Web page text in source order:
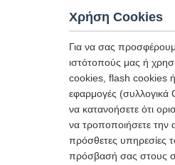
Χρήση Cookies
Για να σας
ιστότοπούς μας ή
cookies, flash cookies
εφαρμογές (συλλογικά
να κατανοήσετε ότι
να τροποποιήσετε
πρόσθετες υπηρεσίες
πρόσβασή σας στους